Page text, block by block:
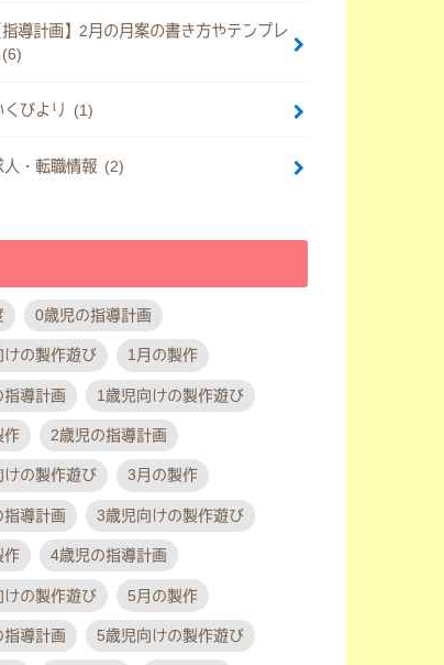
指導計画】2月の月案の書き方やテンプレ
くびより (1)
人・転職情報 (2)
0歳児の指導計画
けの製作遊び 1月の製作
指導計画 1歳児向けの製作遊び
作 2歳児の指導計画
けの製作遊び 3月の製作
指導計画 3歳児向けの製作遊び
作 4歳児の指導計画
けの製作遊び 5月の製作
指導計画 5歳児向けの製作遊び